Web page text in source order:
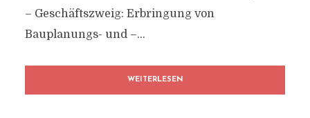
– Geschäftszweig: Erbringung von
Bauplanungs- und –...
WEITERLESEN